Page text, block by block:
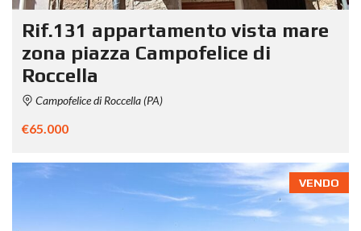
Rif.131 appartamento vista mare
zona piazza Campofelice di
Roccella
Campofelice di Roccella (PA)
€65.000
VENDO